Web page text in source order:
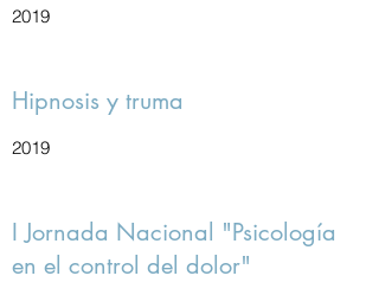
2019
Hipnosis y truma
2019
I Jornada Nacional "Psicología
en el control del dolor"